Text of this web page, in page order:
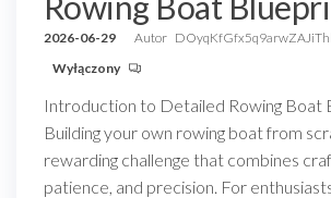
2026-06-29 Autor
Wyłączony
Introduction to Detailed Rowing Boat
Building your own rowing boat from
rewarding challenge that combines
patience, and precision. For